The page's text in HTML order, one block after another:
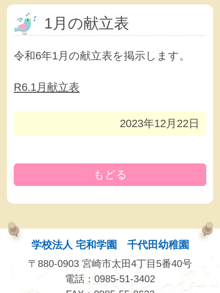
1月の献立表
令和6年1月の献立表を掲示します。
R6.1月献立表
2023年12月22日
もどる
学校法人 宅和学園 千代田幼稚園
〒880-0903 宮崎市太田4丁目5番40号
電話：0985-51-3402